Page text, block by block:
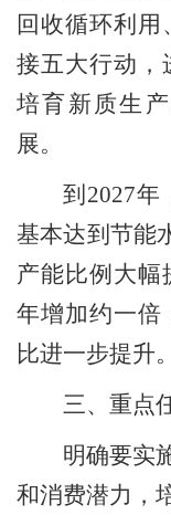
回收循环利
接五大行动，
培育新质生
展。
到 2027年
基本达到节能
产能比例大幅
年增加约一倍
比进一步提升。
三、重点
明确要实
和消费潜力，